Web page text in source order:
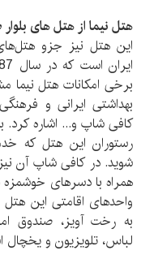
هتل نیما از هتل های
این هتل نیز جزو
برخی امکانات هتل نیما
بهداشتی ایرانی و
کافی شاپ و... اشاره کرد.
رستوران این هتل که
شوید. در کافی شاپ آن
همراه با دسرهای خوشمزه
واحدهای اقامتی این
به رخت آویز، صندوق
لباس، تلویزیون و یخچال